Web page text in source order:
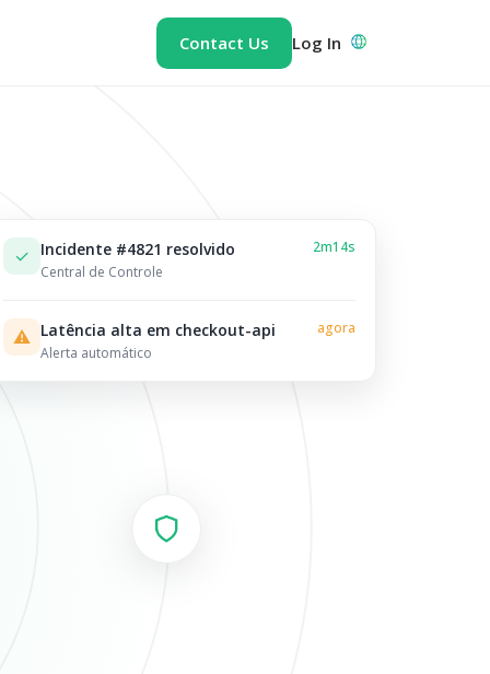
Contact Us Log In
✓ Incidente #4821 resolvido
Central de Controle
2m14s
⚠ Latência alta em checkout-api
Alerta automático
agora